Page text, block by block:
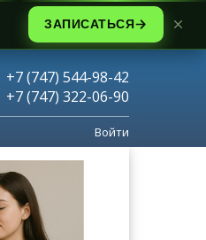
+7 (747) 544-98-42
+7 (747) 322-06-90
Войти
ЗАПИСАТЬСЯ